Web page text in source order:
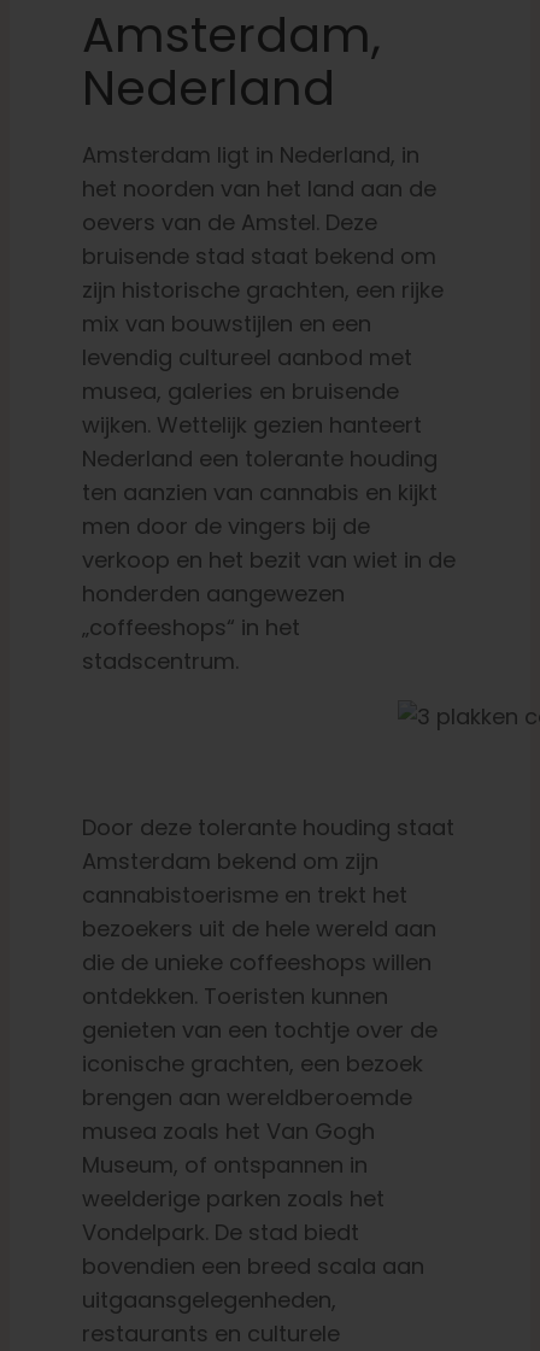
Amsterdam,
Nederland
Amsterdam ligt in Nederland, in
het noorden van het land aan de
oevers van de Amstel. Deze
bruisende stad staat bekend om
zijn historische grachten, een rijke
mix van bouwstijlen en een
levendig cultureel aanbod met
musea, galeries en bruisende
wijken. Wettelijk gezien hanteert
Nederland een tolerante houding
ten aanzien van cannabis en kijkt
men door de vingers bij de
verkoop en het bezit van wiet in de
honderden aangewezen
„coffeeshops“ in het
stadscentrum.
Door deze tolerante houding staat
Amsterdam bekend om zijn
cannabistoerisme en trekt het
bezoekers uit de hele wereld aan
die de unieke coffeeshops willen
ontdekken. Toeristen kunnen
genieten van een tochtje over de
iconische grachten, een bezoek
brengen aan wereldberoemde
musea zoals het Van Gogh
Museum, of ontspannen in
weelderige parken zoals het
Vondelpark. De stad biedt
bovendien een breed scala aan
uitgaansgelegenheden,
restaurants en culturele